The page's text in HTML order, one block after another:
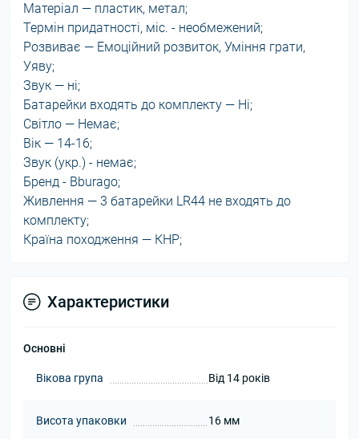
Матеріал — пластик, метал;
Термін придатності, міс. - необмежений;
Розвиває — Емоційний розвиток, Уміння грати,
Уяву;
Звук — ні;
Батарейки входять до комплекту — Ні;
Світло — Немає;
Вік — 14-16;
Звук (укр.) - немає;
Бренд - Bburago;
Живлення — 3 батарейки LR44 не входять до
комплекту;
Країна походження — КНР;
Характеристики
Основні
Вікова група Від 14 років
Висота упаковки 16 мм